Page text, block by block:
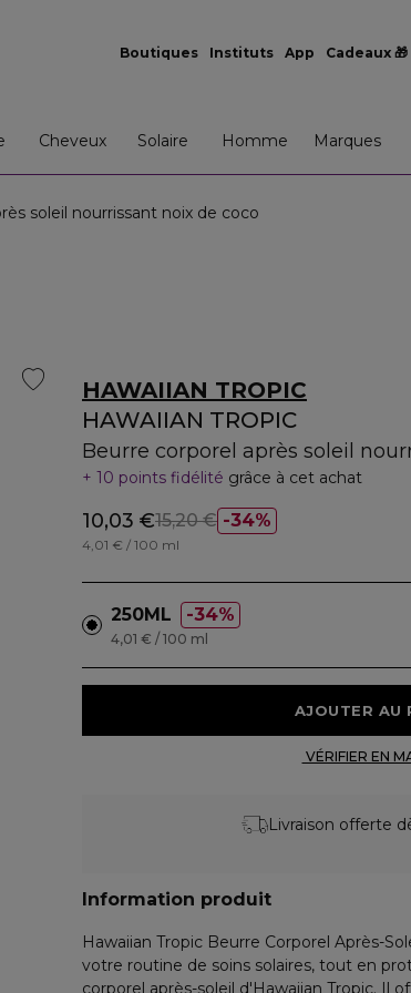
Boutiques Instituts App Cadeaux 🎁
Cheveux Solaire Homme Marques
soleil nourrissant noix de coco
HAWAIIAN TROPIC
HAWAIIAN TROPIC
Beurre corporel après soleil
10 points fidélité grâce à cet achat
34%
10,03 €15,20 €
4,01 € / 100 ml
250ML 34%
4,01 € / 100 ml
Livraison offerte
Information produit
Hawaiian Tropic Beurre Corporel Après-
votre routine de soins solaires, tout en
corporel après-soleil d'Hawaiian Tropic. Il